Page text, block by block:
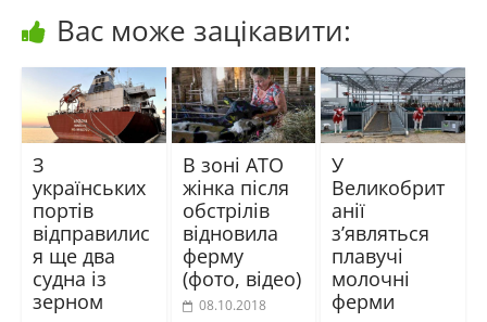
Вас може зацікавити:
З
українських
портів
відправилис
я ще два
судна із
зерном
В зоні АТО
жінка після
обстрілів
відновила
ферму
(фото, відео)
08.10.2018
У
Великобрит
анії
з’являться
плавучі
молочні
ферми